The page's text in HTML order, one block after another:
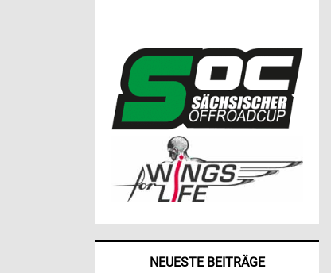
NEUESTE BEITRÄGE